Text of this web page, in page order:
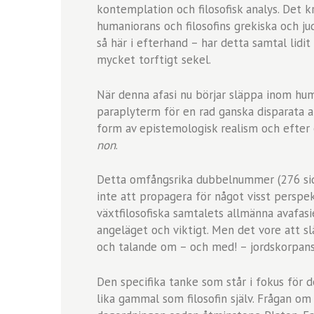
kontemplation och filosofisk analys. Det
humaniorans och filosofins grekiska och
så här i efterhand – har detta samtal
mycket torftigt sekel.
När denna afasi nu börjar släppa inom
paraplyterm för en rad ganska disparata
form av epistemologisk realism och
non.
Detta omfångsrika dubbelnummer (276
inte att propagera för något visst
växtfilosofiska samtalets allmänna
angeläget och viktigt. Men det vore att
och talande om – och med! –
Den specifika tanke som står i fokus för
lika gammal som filosofin själv. Frågan